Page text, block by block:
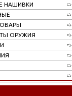
НАШИВКИ
ОРУЖИЯ